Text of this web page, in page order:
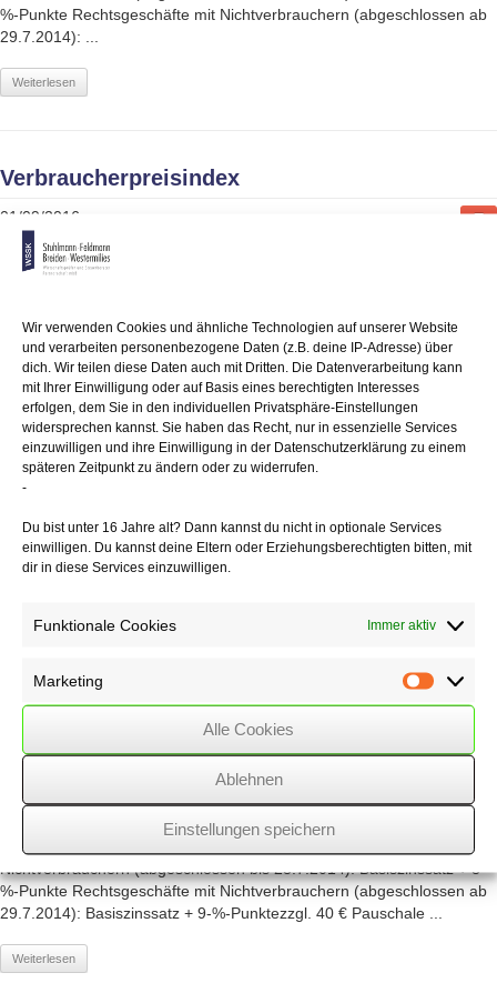
Wir verwenden Cookies und ähnliche Technologien auf unserer Website
und verarbeiten personenbezogene Daten (z.B. deine IP-Adresse) über
dich. Wir teilen diese Daten auch mit Dritten. Die Datenverarbeitung kann
mit Ihrer Einwilligung oder auf Basis eines berechtigten Interesses
erfolgen, dem Sie in den individuellen Privatsphäre-Einstellungen
widersprechen kannst. Sie haben das Recht, nur in essenzielle Services
einzuwilligen und ihre Einwilligung in der Datenschutzerklärung zu einem
späteren Zeitpunkt zu ändern oder zu widerrufen.
-
Du bist unter 16 Jahre alt? Dann kannst du nicht in optionale Services
einwilligen. Du kannst deine Eltern oder Erziehungsberechtigten bitten, mit
dir in diese Services einzuwilligen.
Funktionale Cookies Immer aktiv
Marketing
Alle Cookies
Ablehnen
Einstellungen speichern
%-Punkte Rechtsgeschäfte mit Nichtverbrauchern (abgeschlossen ab
29.7.2014): ...
Weiterlesen
Verbraucherpreisindex
01/09/2016
Hinweis: Der Verbraucherpreisindex wird in fünfjährigem Abstand einer
Damit verbunden ist die Neuberechnung der Ergebnisse ab Januar
2010. ...
Weiterlesen
01/08/2016
10.8.2016 Gewerbesteuer, Grundsteuer: 15.8.2016
Verzugszins / Basiszins
Verzugszinssatz ab 1.1.2002: (§ 288 BGB) Rechtsgeschäfte mit
Verbrauchern: Basiszinssatz + 5-%-Punkte Rechtsgeschäfte mit
Nichtverbrauchern (abgeschlossen bis 28.7.2014): Basiszinssatz + 8-
%-Punkte Rechtsgeschäfte mit Nichtverbrauchern (abgeschlossen ab
29.7.2014): Basiszinssatz + 9-%-Punktezzgl. 40 € Pauschale ...
Weiterlesen